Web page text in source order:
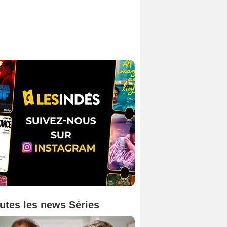
les news Séries